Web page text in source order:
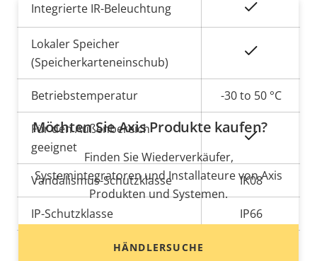
Integrierte IR-Beleuchtung
Lokaler Speicher
(Speicherkarteneinschub)
Betriebstemperatur -30 to 50 °C
Für den Außenbereich
geeignet
Ja
Vandalismus-Schutzklasse IK08
IP-Schutzklasse IP66
Nachlackierungsgeeignet
Möchten Sie Axis Produkte kaufen?
Finden Sie Wiederverkäufer,
Systemintegratoren und Installateure von Axis
Produkten und Systemen.
HÄNDLERSUCHE